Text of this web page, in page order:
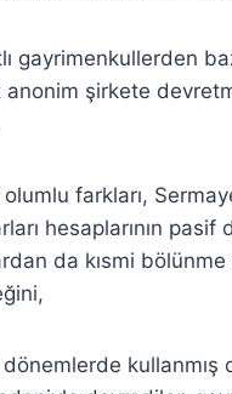
gayrimenkullerden
şirkete
farkları,
hesaplarının
da kısmi